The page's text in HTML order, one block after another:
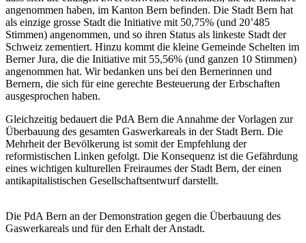
angenommen haben, im Kanton Bern befinden. Die Stadt Bern hat
als einzige grosse Stadt die Initiative mit 50,75% (und 20’485
Stimmen) angenommen, und so ihren Status als linkeste Stadt der
Schweiz zementiert. Hinzu kommt die kleine Gemeinde Schelten im
Berner Jura, die die Initiative mit 55,56% (und ganzen 10 Stimmen)
angenommen hat. Wir bedanken uns bei den Bernerinnen und
Bernern, die sich für eine gerechte Besteuerung der Erbschaften
ausgesprochen haben.
Gleichzeitig bedauert die PdA Bern die Annahme der Vorlagen zur
Überbauung des gesamten Gaswerkareals in der Stadt Bern. Die
Mehrheit der Bevölkerung ist somit der Empfehlung der
reformistischen Linken gefolgt. Die Konsequenz ist die Gefährdung
eines wichtigen kulturellen Freiraumes der Stadt Bern, der einen
antikapitalistischen Gesellschaftsentwurf darstellt.
Die PdA Bern an der Demonstration gegen die Überbauung des
Gaswerkareals und für den Erhalt der Anstadt.